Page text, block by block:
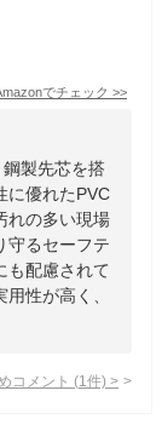
でチェック >>
製先芯を搭
に優れたPVC
れの多い現場
守るセーフテ
も配慮されて
性が高く、
コメント (1 件) >